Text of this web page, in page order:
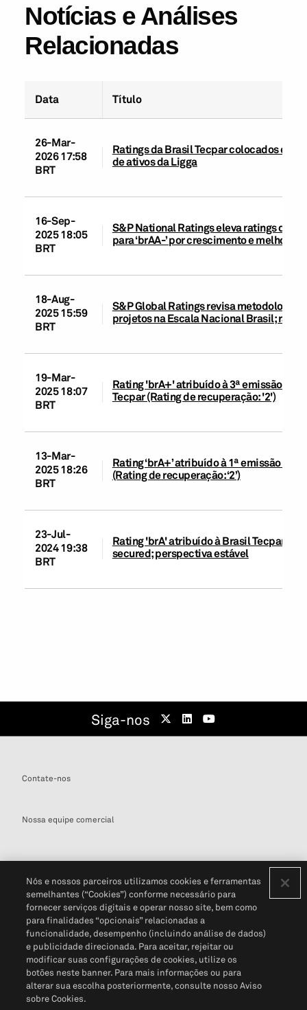
Notícias e Análises
Relacionadas
Data Título
26-Mar-
2026 17:58
BRT
Ratings da Brasil Tecpar colocados em
de ativos da Ligga
16-Sep-
2025 18:05
BRT
S&P National Ratings eleva ratings da
para ‘brAA-’ por crescimento e melhora
18-Aug-
2025 15:59
BRT
S&P Global Ratings revisa
projetos na Escala Nacional Brasil;
19-Mar-
2025 18:07
BRT
Rating 'brA+' atribuído à 3ª emissão de
Tecpar (Rating de recuperação: '2')
13-Mar-
2025 18:26
BRT
Rating ‘brA+’ atribuído à 1ª emissão de
(Rating de recuperação: ‘2’)
23-Jul-
2024 19:38
BRT
Rating 'brA' atribuído à Brasil Tecpar e
secured; perspectiva estável
Siga-nos
Contate-nos
Nossa equipe comercial
Definições de cookies
Disclaimers Legais Termos de Uso Aviso de Cookies
Política de PrivacidadePortal de privacidade do cliente (em inglês)
Não Venda Minhas Informações Pessoais© 2026 S&P Global
Nós e nossos parceiros utilizamos cookies e ferramentas
semelhantes (“Cookies”) conforme necessário para
fornecer serviços digitais e operar nosso site, bem como
para finalidades “opcionais” relacionadas a
funcionalidade, desempenho (incluindo análise de dados)
e publicidade direcionada. Para aceitar, rejeitar ou
modificar suas configurações de cookies, utilize os
botões neste banner. Para mais informações ou para
alterar sua escolha posteriormente, consulte nosso Aviso
sobre Cookies.